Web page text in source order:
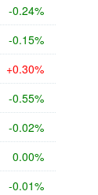
-0.24%
-0.15%
+0.30%
-0.55%
-0.02%
0.00%
-0.01%